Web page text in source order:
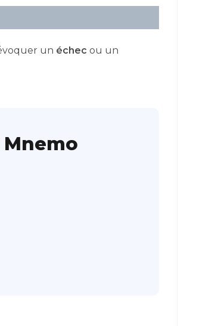
un échec ou un